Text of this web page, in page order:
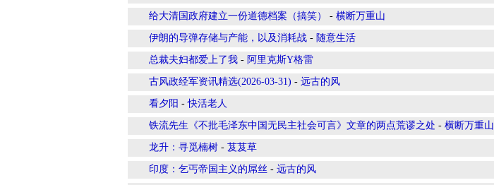
给大清国政府建立一份道德档案（搞笑） - 横断万重山
伊朗的导弹存储与产能，以及消耗战 - 随意生活
总裁夫妇都爱上了我 - 阿里克斯Y格雷
古风政经军资讯精选(2026-03-31) - 远古的风
看夕阳 -快活老人
铁流先生《不批毛泽东中国无民主社会可言》文章的两点荒谬之处 - 横断万重山
龙升：寻觅楠树 - 芨芨草
印度：乞丐帝国主义的屌丝 - 远古的风